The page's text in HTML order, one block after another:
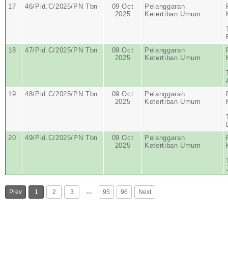
17
46/Pid.C/2025/PN Tbn
09 Oct
2025
Pelanggaran
Ketertiban Umum
18
47/Pid.C/2025/PN Tbn
09 Oct
2025
Pelanggaran
Ketertiban Umum
19
48/Pid.C/2025/PN Tbn
09 Oct
2025
Pelanggaran
Ketertiban Umum
20
49/Pid.C/2025/PN Tbn
09 Oct
2025
Pelanggaran
Ketertiban Umum
Prev 1 2 3 … 95 96 Next